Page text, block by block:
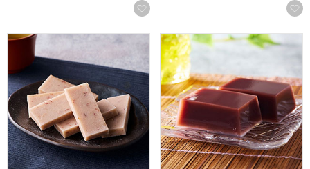
お気に入りに登録する
小男鹿本舗 冨士屋 紫雲石 6個入【年間ギフト】
小男鹿本舗 冨士屋 水羊羹 8